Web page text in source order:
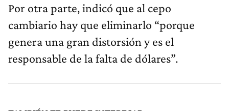
Por otra parte, indicó que al cepo
cambiario hay que eliminarlo “porque
genera una gran distorsión y es el
responsable de la falta de dólares”.